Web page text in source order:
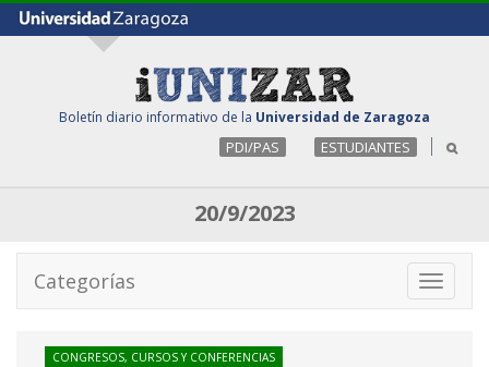
Boletín diario informativo de la Universidad de Zaragoza
PDI/PAS ESTUDIANTES
20/9/2023
Toggle
Categorías
CONGRESOS, CURSOS Y CONFERENCIAS